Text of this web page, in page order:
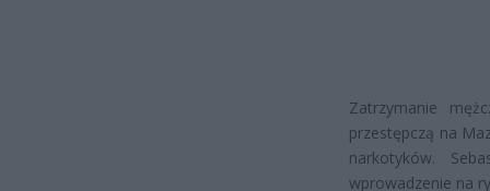
Zatrzymanie
przestępczą na
narkotyków.
wprowadzenie na